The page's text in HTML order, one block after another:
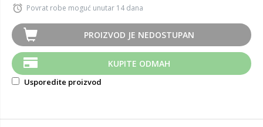
Povrat robe moguć unutar 14 dana
PROIZVOD JE NEDOSTUPAN
KUPITE ODMAH
Usporedite proizvod